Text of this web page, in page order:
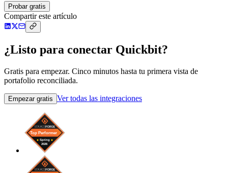
Probar gratis
Compartir este artículo
¿Listo para conectar Quickbit?
Gratis para empezar. Cinco minutos hasta tu primera vista de
portafolio reconciliada.
Empezar gratis Ver todas las integraciones